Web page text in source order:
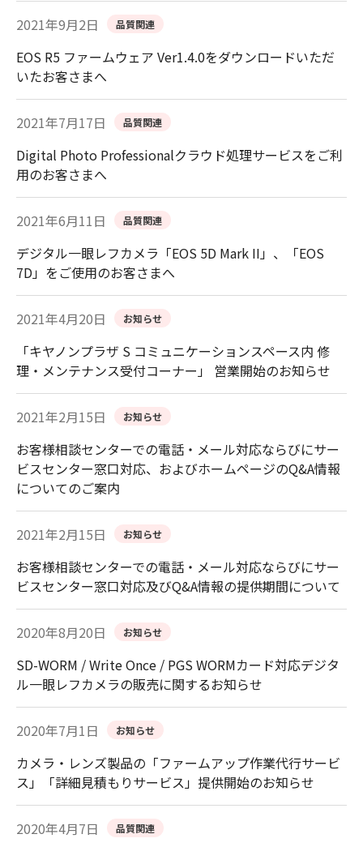
2021年9月2日 品質関連
EOS R5 ファームウェア Ver1.4.0をダウンロードいただ
いたお客さまへ
2021年7月17日 品質関連
Digital Photo Professionalクラウド処理サービスをご利
用のお客さまへ
2021年6月11日 品質関連
デジタル一眼レフカメラ「EOS 5D Mark II」、「EOS
7D」をご使用のお客さまへ
2021年4月20日 お知らせ
「キヤノンプラザ S コミュニケーションスペース内 修
理・メンテナンス受付コーナー」 営業開始のお知らせ
2021年2月15日 お知らせ
お客様相談センターでの電話・メール対応ならびにサー
ビスセンター窓口対応、およびホームページのQ&A情報
についてのご案内
2021年2月15日 お知らせ
お客様相談センターでの電話・メール対応ならびにサー
ビスセンター窓口対応及びQ&A情報の提供期間について
2020年8月20日 お知らせ
SD-WORM / Write Once / PGS WORMカード対応デジタ
ル一眼レフカメラの販売に関するお知らせ
2020年7月1日 お知らせ
カメラ・レンズ製品の「ファームアップ作業代行サービ
ス」「詳細見積もりサービス」提供開始のお知らせ
2020年4月7日 品質関連